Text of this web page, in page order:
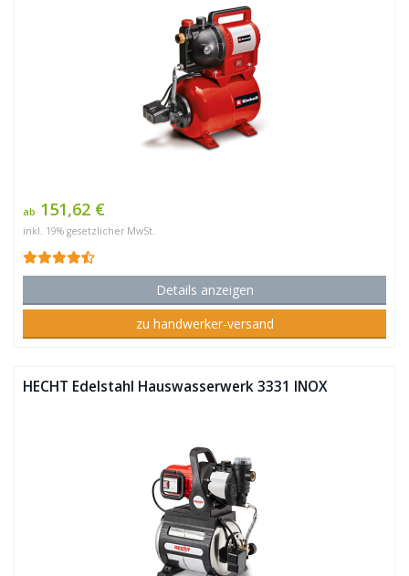
ab 151,62 €
inkl. 19% gesetzlicher MwSt.
Details anzeigen
zu handwerker-versand
HECHT Edelstahl Hauswasserwerk 3331 INOX